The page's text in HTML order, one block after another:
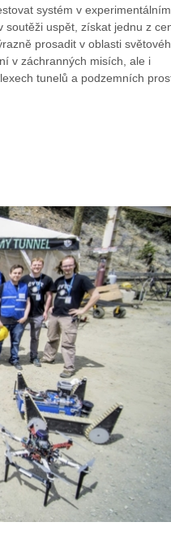
systém v experimentálním
soutěži uspět, získat jednu z
prosadit v oblasti
v záchranných misích, ale i
tunelů a podzemních